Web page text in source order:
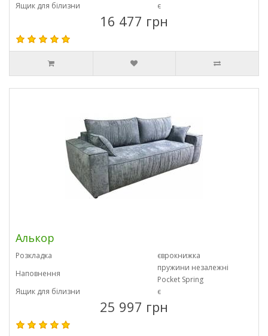
Ящик для білизни
є
16 477 грн
Алькор
Розкладка
єврокнижка
Наповнення
пружини незалежні
Pocket Spring
Ящик для білизни
є
25 997 грн